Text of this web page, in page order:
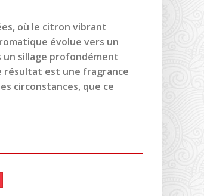
où le citron vibrant
évolue vers un
sillage profondément
résultat est une fragrance
circonstances, que ce